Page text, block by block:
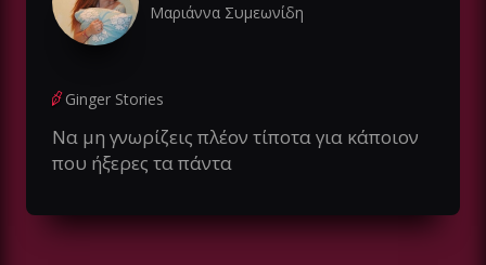
Μαριάννα Συμεωνίδη
Ginger Stories
Να μη γνωρίζεις πλέον τίποτα για κάποιον
που ήξερες τα πάντα